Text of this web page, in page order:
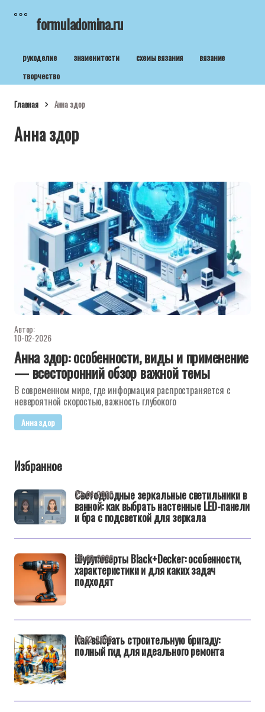
formuladomina.ru
рукоделие знаменитости схемы вязания
вязание
творчество
Главная Анна здор
Анна здор
Автор:
10-02-2026
Анна здор: особенности, виды и применение
— всесторонний обзор важной темы
В современном мире, где информация распространяется с
невероятной скоростью, важность глубокого
Анна здор
Избранное
Светодиодные зеркальные светильники в
ванной: как выбрать настенные LED-панели
и бра с подсветкой для зеркала
22-04-2026
Шуруповерты Black+Decker: особенности,
характеристики и для каких задач
подходят
25-02-2026
Как выбрать строительную бригаду:
полный гид для идеального ремонта
18-02-2026